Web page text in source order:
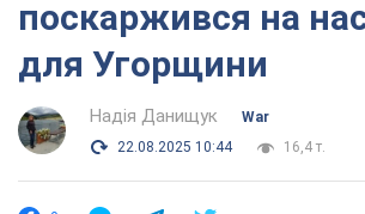
поскаржився на
для Угорщини
Надія Данищук
War
22.08.2025 10:44
16,4 т.